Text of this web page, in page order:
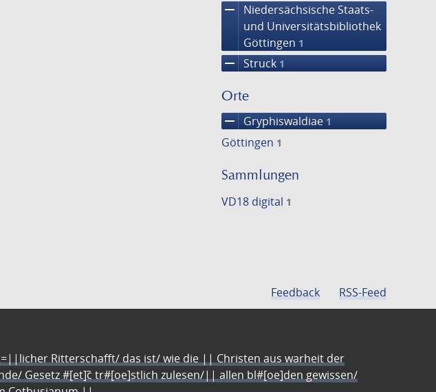
remove
Niedersächsische Staats-
und Universitätsbibliothek
Göttingen 1
remove Struck 1
Orte
remove Gryphiswaldiae 1
Göttingen 1
Sammlungen
VD18 digital 1
Feedback RSS-Feed
Ritterschafft/ das ist/ wie die || Christen aus warheit der
Gesetz #[et]c̃ tr#[oe]stlich zulesen/|| allen bl#[oe]den gewissen/